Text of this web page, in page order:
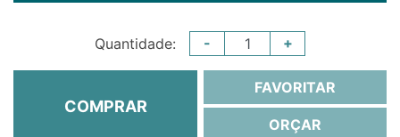
Quantidade: - +
COMPRAR
FAVORITAR
ORÇAR